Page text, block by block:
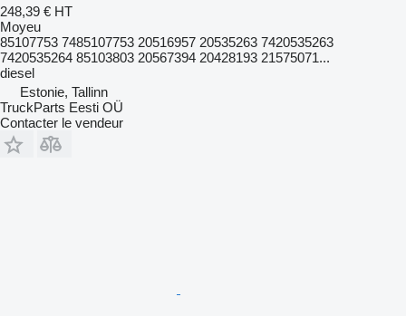
248,39 € HT
Moyeu
85107753 7485107753 20516957 20535263 7420535263
7420535264 85103803 20567394 20428193 21575071...
diesel
Estonie, Tallinn
TruckParts Eesti OÜ
Contacter le vendeur